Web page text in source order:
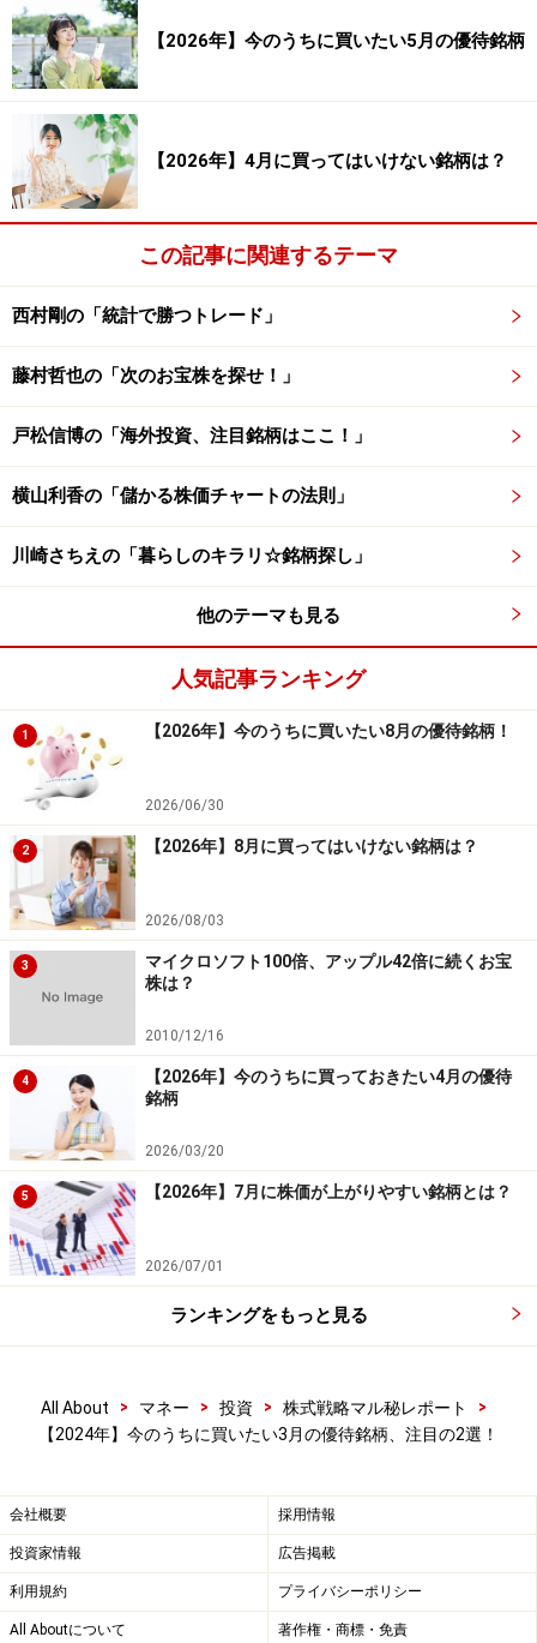
勝率：87.50％
勝ち数：21回
負け数：3回
引き分け数：0回
平均損益（円）：10,212円 平均損益（率）：
5.11％
平均利益（円）：12,180円 平均利益（率）：
1.78％
合計損益（円）：245,096円 合計損益（率）：
122.55％
合計損失（円）：－10,675円 合計損失（率）：
－5.34％
PF（プロフィット・ファクター）：23.960
平均保持日数：50.92日
検証結果を見てみると、勝率は87.50％、1トレードあた
りの平均損益は5.11％です。勝率が高く、平均損益もプ
ラスとなっていることから、株価の値上がりが期待でき
る銘柄と言えるでしょう。権利確定日の前に、早めに優
待銘柄に注目することで、高値づかみして損失を被るリ
スクを抑えられるでしょう。
今のうちに買いたい3月の優待銘柄その2：
ワタミ＜7522＞
【業務内容】居酒屋「鳥メロ」「和民」などを国内外で
展開している
【単元株数】100株
【最低購入金額】10万3700円（2024年1月29日時点）
【優待内容】優待食事券（1枚500円相当）
300株以上……食事券14枚（7000円分）
500株以上……食事券20枚（1万円分）
1000株以上……食事券30枚（1万5000円分）
【2026年】今のうちに買いたい5月の優待銘柄
【2026年】4月に買ってはいけない銘柄は？
この記事に関連するテーマ
西村剛の「統計で勝つトレード」
藤村哲也の「次のお宝株を探せ！」
戸松信博の「海外投資、注目銘柄はここ！」
横山利香の「儲かる株価チャートの法則」
川崎さちえの「暮らしのキラリ☆銘柄探し」
他のテーマも見る
人気記事ランキング
1 【2026年】今のうちに買いたい8月の優待銘柄！
2026/06/30
2 【2026年】8月に買ってはいけない銘柄は？
2026/08/03
3
マイクロソフト100倍、アップル42倍に続くお宝
株は？
2010/12/16
4
【2026年】今のうちに買っておきたい4月の優待
銘柄
2026/03/20
5 【2026年】7月に株価が上がりやすい銘柄とは？
2026/07/01
ランキングをもっと見る
All About > マネー > 投資 > 株式戦略マル秘レポート
>
【2024年】今のうちに買いたい3月の優待銘柄、注目の2選！
会社概要 採用情報
投資家情報 広告掲載
利用規約 プライバシーポリシー
All Aboutについて 著作権・商標・免責